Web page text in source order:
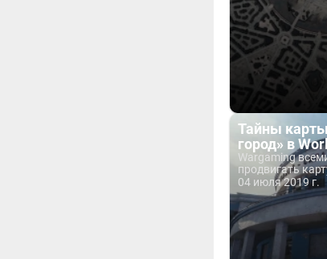
Тайны
город» в
Wargaming
продвигать
04 июля 2019 г.